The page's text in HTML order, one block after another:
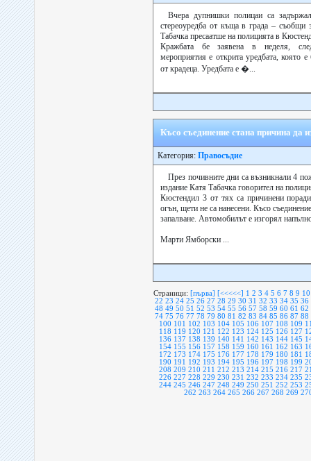
Вчера дупнишки полицаи са
стереоуредба от къща в града – съобщи
Табачка пресаатше на полицията в
Кражбата бе заявена в неделя,
мероприятия е открита уредбата, която
от крадеца. Уредбата е �...
Късо съединение стана причина да
Категория: Правосъдие
През почивните дни са възникнали 4
издание Катя Табачка говорител на
Кюстендил 3 от тях са причинени
огън, щети не са нанесени. Късо
запалване. Автомобилът е изгорял
Марти Ямборски ...
Страници: [първа] [<<<<<] 1 2 3 4 5 6 7 8 9 10
22 23 24 25 26 27 28 29 30 31 32 33 34 35 36
48 49 50 51 52 53 54 55 56 57 58 59 60 61 62
74 75 76 77 78 79 80 81 82 83 84 85 86 87 88
100 101 102 103 104 105 106 107 108 109
118 119 120 121 122 123 124 125 126 127
136 137 138 139 140 141 142 143 144 145
154 155 156 157 158 159 160 161 162 163
172 173 174 175 176 177 178 179 180 181
190 191 192 193 194 195 196 197 198 199
208 209 210 211 212 213 214 215 216 217
226 227 228 229 230 231 232 233 234 235
244 245 246 247 248 249 250 251 252 253
262 263 264 265 266 267 268 269